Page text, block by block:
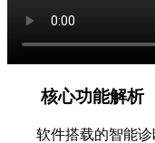
核心功能解析
软件搭载的智能